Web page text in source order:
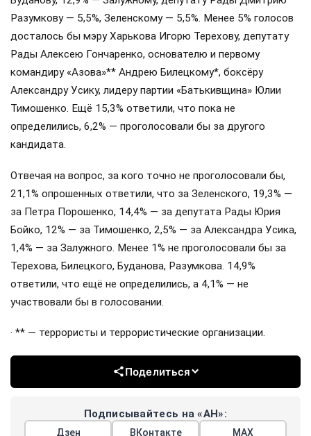
Разумкову — 5,5%, Зеленскому — 5,5%. Менее 5% голосов
досталось бы мэру Харькова Игорю Терехову, депутату
Рады Алексею Гончаренко, основателю и первому
командиру «Азова»** Андрею Билецкому*, боксёру
Александру Усику, лидеру партии «Батькивщина» Юлии
Тимошенко. Ещё 15,3% ответили, что пока не
определились, 6,2% — проголосовали бы за другого
кандидата.
Отвечая на вопрос, за кого точно не проголосовали бы,
21,1% опрошенных ответили, что за Зеленского, 19,3% —
за Петра Порошенко, 14,4% — за депутата Рады Юрия
Бойко, 12% — за Тимошенко, 2,5% — за Александра Усика,
1,4% — за Залужного. Менее 1% не проголосовали бы за
Терехова, Билецкого, Буданова, Разумкова. 14,9%
ответили, что ещё не определились, а 4,1% — не
участвовали бы в голосовании.
· ** — террористы и террористические организации.
Поделиться
Подписывайтесь на «АН»:
Дзен ВКонтакте МАХ